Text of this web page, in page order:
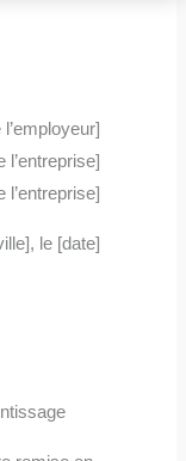
l’entreprise]
l’entreprise]
le [date]